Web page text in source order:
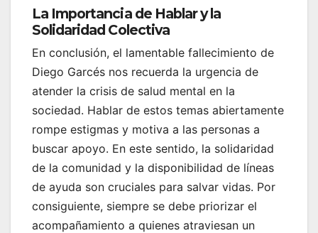
La Importancia de Hablar y la
Solidaridad Colectiva
En conclusión, el lamentable fallecimiento de
Diego Garcés nos recuerda la urgencia de
atender la crisis de salud mental en la
sociedad. Hablar de estos temas abiertamente
rompe estigmas y motiva a las personas a
buscar apoyo. En este sentido, la solidaridad
de la comunidad y la disponibilidad de líneas
de ayuda son cruciales para salvar vidas. Por
consiguiente, siempre se debe priorizar el
acompañamiento a quienes atraviesan un